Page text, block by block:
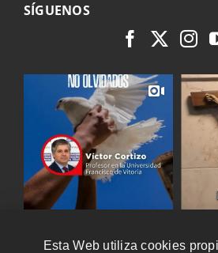
SÍGUENOS
Esta Web utiliza cookies